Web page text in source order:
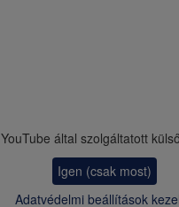
YouTube által szolgáltatott
Igen (csak most)
Adatvédelmi beállítások